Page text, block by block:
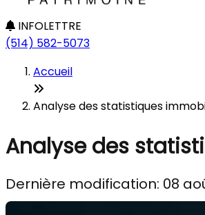
INFOLETTRE
(514) 582-5073
Accueil
Analyse des statistiques
Analyse des
Dernière modification: 08